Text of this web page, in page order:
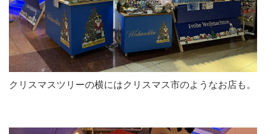
クリスマスツリーの横にはクリスマス市のようなお店も。